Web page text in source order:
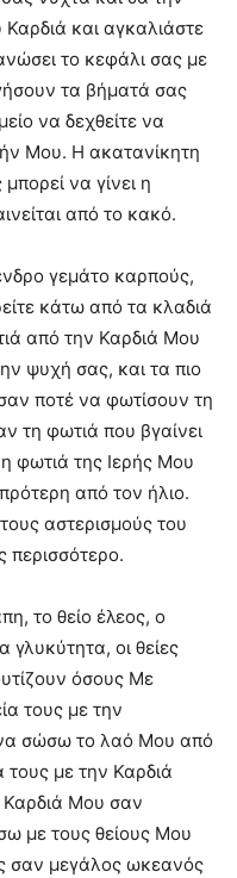
και αγκαλιάστε
το κεφάλι σας με
τα βήματά σας
να δεχθείτε να
Μου. Η ακατανίκητη
να γίνει η
από το κακό.
γεμάτο καρπούς,
κάτω από τα κλαδιά
από την Καρδιά Μου
ψυχή σας, και τα πιο
ποτέ να φωτίσουν τη
τη φωτιά που βγαίνει
φωτιά της Ιερής Μου
από τον ήλιο.
αστερισμούς του
περισσότερο.
το θείο έλεος, ο
γλυκύτητα, οι θείες
όσους Με
τους με την
σώσω το λαό Μου από
με την Καρδιά
Καρδιά Μου σαν
με τους θείους Μου
σαν μεγάλος ωκεανός